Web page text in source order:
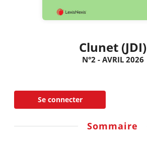
Clunet (JDI)
N°2 - AVRIL 2026
Se connecter
Sommaire